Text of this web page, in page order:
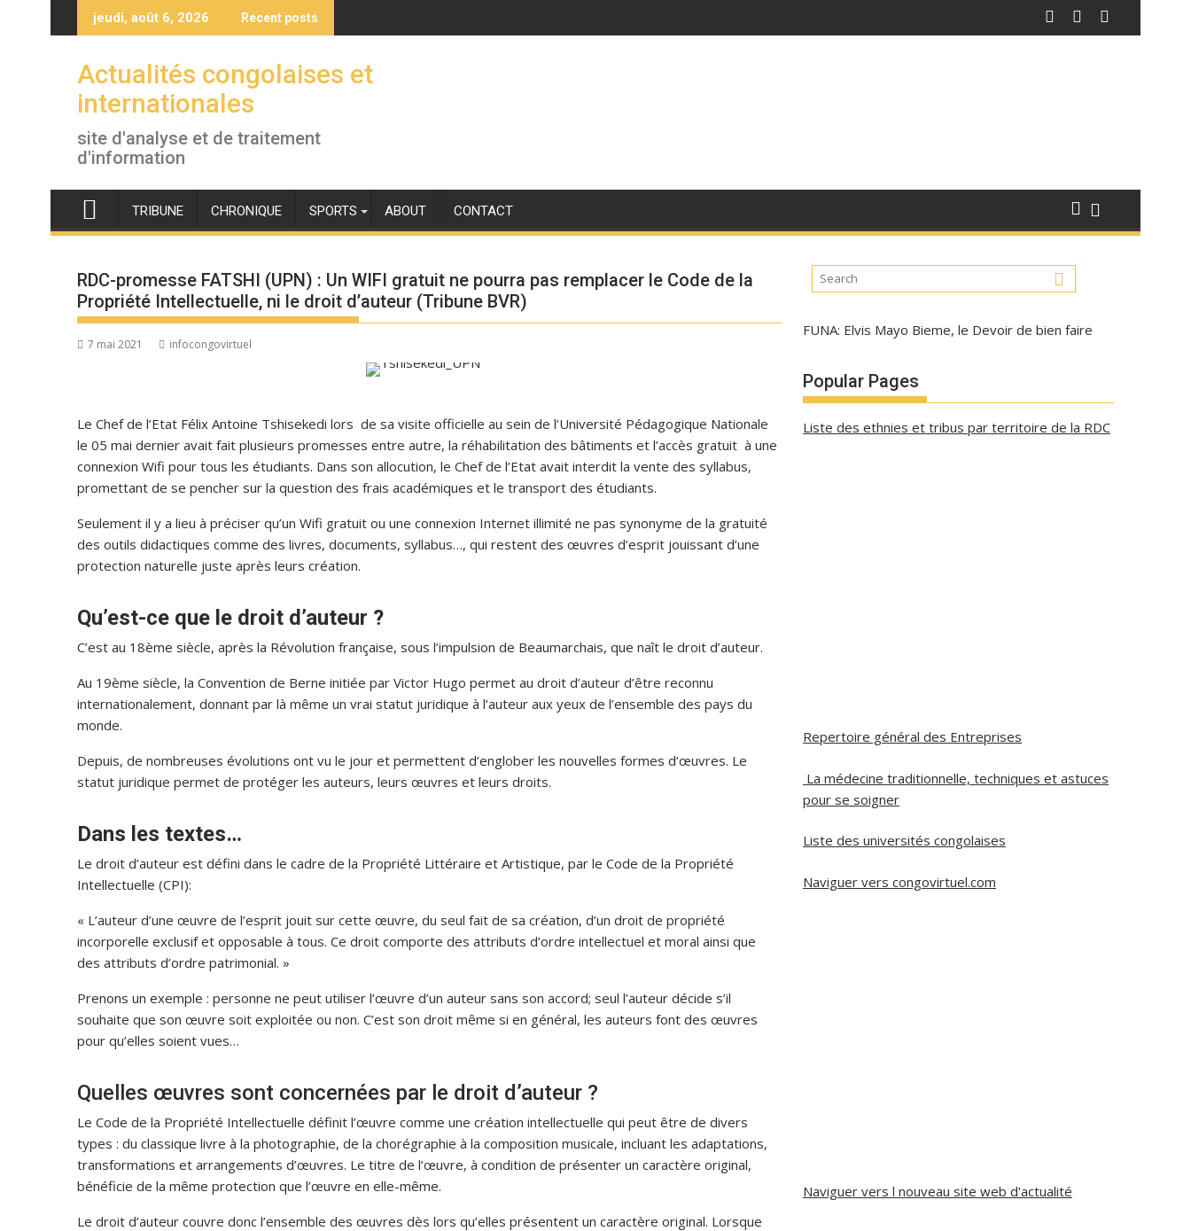
to
jeudi, août 6, 2026 Recent posts
Actualités congolaises et
internationales
site d'analyse et de traitement
d'information
TRIBUNE CHRONIQUE SPORTS ABOUT CONTACT
RDC-promesse FATSHI (UPN) : Un WIFI gratuit ne pourra pas remplacer le Code de la
Propriété Intellectuelle, ni le droit d’auteur (Tribune BVR)
7 mai 2021 infocongovirtuel
Le Chef de l’Etat Félix Antoine Tshisekedi lors de sa visite officielle au sein de l’Université Pédagogique Nationale
le 05 mai dernier avait fait plusieurs promesses entre autre, la réhabilitation des bâtiments et l’accès gratuit à une
connexion Wifi pour tous les étudiants. Dans son allocution, le Chef de l’Etat avait interdit la vente des syllabus,
promettant de se pencher sur la question des frais académiques et le transport des étudiants.
Seulement il y a lieu à préciser qu’un Wifi gratuit ou une connexion Internet illimité ne pas synonyme de la gratuité
des outils didactiques comme des livres, documents, syllabus…, qui restent des œuvres d’esprit jouissant d’une
protection naturelle juste après leurs création.
Qu’est-ce que le droit d’auteur ?
C’est au 18ème siècle, après la Révolution française, sous l’impulsion de Beaumarchais, que naît le droit d’auteur.
Au 19ème siècle, la Convention de Berne initiée par Victor Hugo permet au droit d’auteur d’être reconnu
internationalement, donnant par là même un vrai statut juridique à l’auteur aux yeux de l’ensemble des pays du
monde.
Depuis, de nombreuses évolutions ont vu le jour et permettent d’englober les nouvelles formes d’œuvres. Le
statut juridique permet de protéger les auteurs, leurs œuvres et leurs droits.
Dans les textes…
Le droit d’auteur est défini dans le cadre de la Propriété Littéraire et Artistique, par le Code de la Propriété
Intellectuelle (CPI):
« L’auteur d’une œuvre de l’esprit jouit sur cette œuvre, du seul fait de sa création, d’un droit de propriété
incorporelle exclusif et opposable à tous. Ce droit comporte des attributs d’ordre intellectuel et moral ainsi que
des attributs d’ordre patrimonial. »
Prenons un exemple : personne ne peut utiliser l’œuvre d’un auteur sans son accord; seul l’auteur décide s’il
souhaite que son œuvre soit exploitée ou non. C’est son droit même si en général, les auteurs font des œuvres
pour qu’elles soient vues…
Quelles œuvres sont concernées par le droit d’auteur ?
Le Code de la Propriété Intellectuelle définit l’œuvre comme une création intellectuelle qui peut être de divers
types : du classique livre à la photographie, de la chorégraphie à la composition musicale, incluant les adaptations,
transformations et arrangements d’œuvres. Le titre de l’œuvre, à condition de présenter un caractère original,
bénéficie de la même protection que l’œuvre en elle-même.
Le droit d’auteur couvre donc l’ensemble des œuvres dès lors qu’elles présentent un caractère original. Lorsque
FUNA: Elvis Mayo Bieme, le Devoir de bien faire
Popular Pages
Liste des ethnies et tribus par territoire de la RDC
Repertoire général des Entreprises
La médecine traditionnelle, techniques et astuces
pour se soigner
Liste des universités congolaises
Naviguer vers congovirtuel.com
Naviguer vers l nouveau site web d'actualité